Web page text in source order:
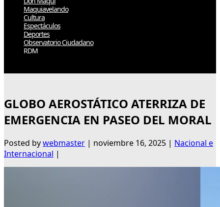
Maquiavelando
Cultura
Espectáculos
Deportes
Observatorio Ciudadano
RDM
GLOBO AEROSTÁTICO ATERRIZA DE
EMERGENCIA EN PASEO DEL MORAL
Posted bywebmaster | noviembre 16, 2025 | Nacional e
Internacional |